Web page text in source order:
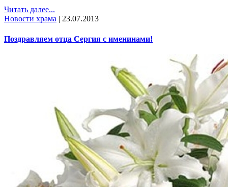
Читать далее...
Новости храма | 23.07.2013
Поздравляем отца Сергия с именинами!